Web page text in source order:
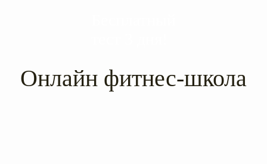
sport@only-
Онлайн фитнес-школа